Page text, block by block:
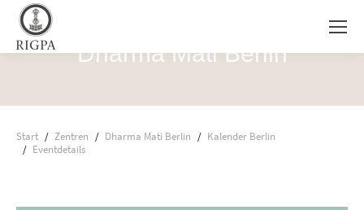
Dharma Mati Berlin
Start Zentren Dharma Mati Berlin
Kalender Berlin
Eventdetails